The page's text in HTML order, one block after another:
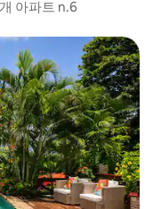
아파트 n.6